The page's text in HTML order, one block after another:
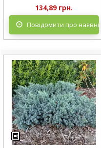
134,89 грн.
Повідомити про